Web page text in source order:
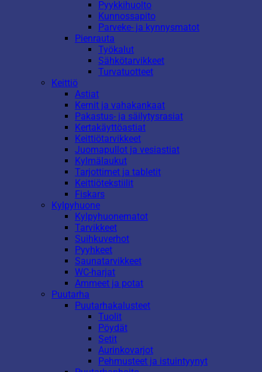
Pyykkihuolto
Kunnossapito
Parveke- ja kynnysmatot
Pienrauta
Työkalut
Sähkötarvikkeet
Turvatuotteet
Keittiö
Astiat
Kernit ja vahakankaat
Pakastus- ja säilytysrasiat
Kertakäyttöastiat
Keittiötarvikkeet
Juomapullot ja vesiastiat
Kylmälaukut
Tarjottimet ja tabletit
Keittiötekstiilit
Fiskars
Kylpyhuone
Kylpyhuonematot
Tarvikkeet
Suihkuverhot
Pyyhkeet
Saunatarvikkeet
WC-harjat
Ammeet ja potat
Puutarha
Puutarhakalusteet
Tuolit
Pöydät
Setit
Aurinkovarjot
Pehmusteet ja istuintyynyt